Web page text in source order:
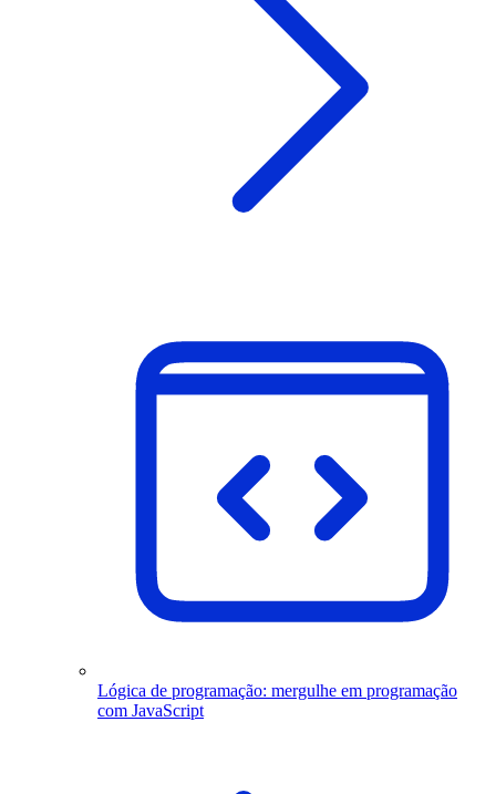
Lógica de programação: mergulhe em programação
com JavaScript